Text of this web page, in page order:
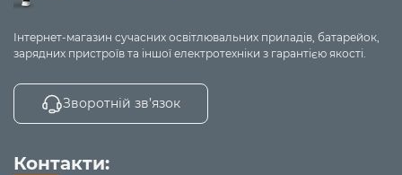
Інтернет-магазин сучасних освітлювальних приладів, батарейок,
зарядних пристроїв та іншої електротехніки з гарантією якості.
Зворотній зв’язок
Контакти: